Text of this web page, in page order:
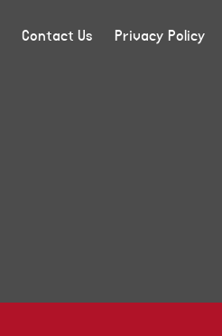
Privacy Policy
Contact Us